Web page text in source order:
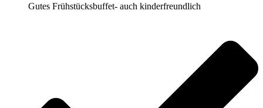
Gutes Frühstücksbuffet- auch kinderfreundlich